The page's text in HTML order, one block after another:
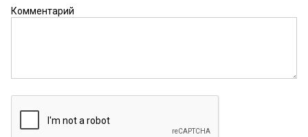
вврастила племянника до 18. И теперь опекун
моим внукам аот она то вам раскажет что
ДЕНЬГИ ИНВАЛИДАМ И СИРОТАМ В ПЕРВУЮ
Комментарий